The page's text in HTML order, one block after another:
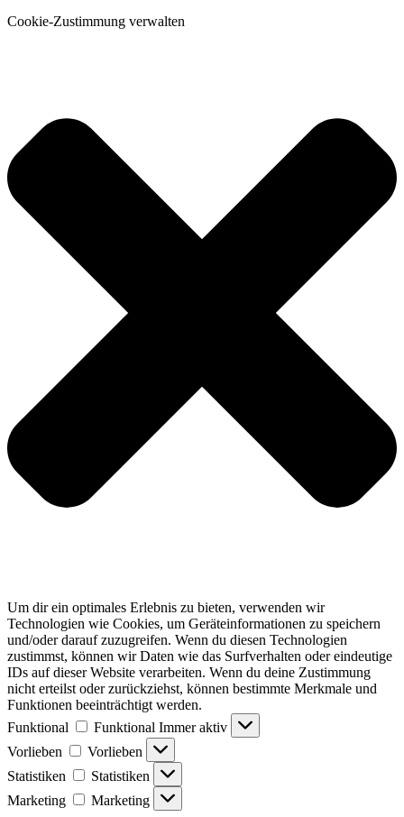
Cookie-Zustimmung verwalten
Um dir ein optimales Erlebnis zu bieten, verwenden wir
Technologien wie Cookies, um Geräteinformationen zu speichern
und/oder darauf zuzugreifen. Wenn du diesen Technologien
zustimmst, können wir Daten wie das Surfverhalten oder eindeutige
IDs auf dieser Website verarbeiten. Wenn du deine Zustimmung
nicht erteilst oder zurückziehst, können bestimmte Merkmale und
Funktionen beeinträchtigt werden.
Funktional
Funktional Immer aktiv
Vorlieben
Vorlieben
Statistiken
Statistiken
Marketing
Marketing